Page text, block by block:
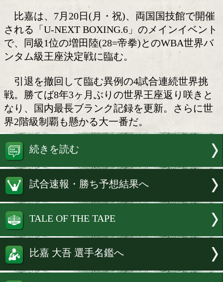
やってやる!
WBA(世界ボクシング協会)バンタム級
嘉大吾(30=志成)が8日、都内のジムで公
に臨んだ。
比嘉は、7月20日(月・祝)、両国国技
される「U-NEXT BOXING.6」のメイン
で、同級1位の増田陸(28=帝拳)との
ンタム級王座決定戦に臨む。
引退を撤回して臨む異例の4試合連続
戦。勝てば8年3ヶ月ぶりの世界王座返
なり、国内最長ブランク記録を更新。
界2階級制覇も懸かる大一番だ。
続きを読む